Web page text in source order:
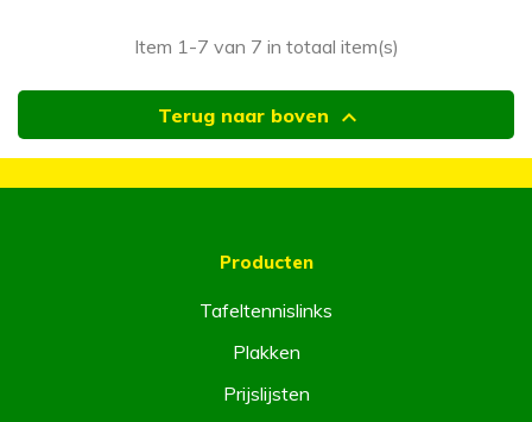
Item 1-7 van 7 in totaal item(s)
Terug naar boven 
Producten
Tafeltennislinks
Plakken
Prijslijsten